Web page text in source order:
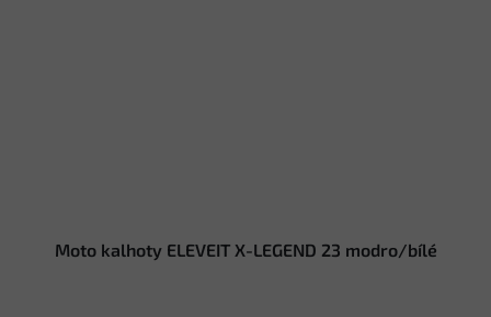
Moto kalhoty ELEVEIT X-LEGEND 23 modro/bílé